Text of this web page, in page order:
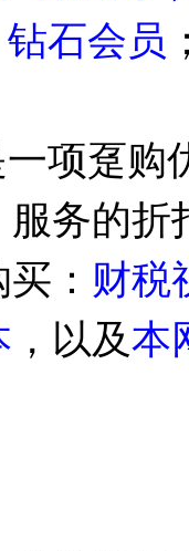
钻石会员
项趸购
务的
： 财税
，以及本